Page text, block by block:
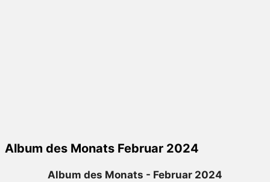
Album des Monats Februar 2024
Album des Monats - Februar 2024